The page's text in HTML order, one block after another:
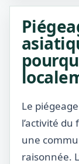
Le
l’activité
une
raisonnée.